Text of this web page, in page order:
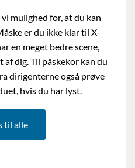
mulighed for, at du kan
er du ikke klar til X-
en meget bedre scene,
dig. Til påskekor kan du
dirigenterne også prøve
hvis du har lyst.
til alle